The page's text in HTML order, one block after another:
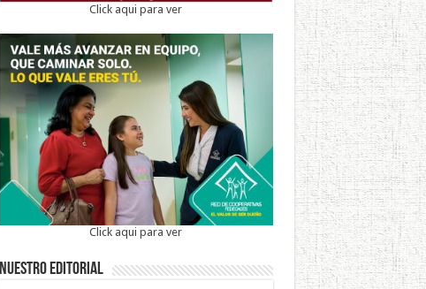
Click aqui para ver
Click aqui para ver
Nuestro Editorial